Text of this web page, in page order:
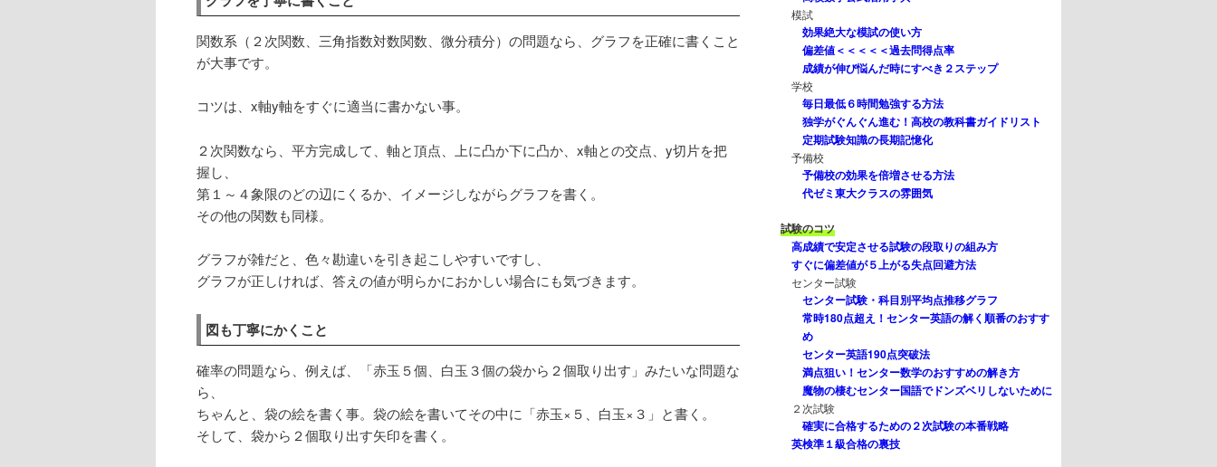
関数系（２次関数、三角指数対数関数、微分積分）の問題なら、グラフを正確に書くこと
が大事です。
コツは、x軸y軸をすぐに適当に書かない事。
２次関数なら、平方完成して、軸と頂点、上に凸か下に凸か、x軸との交点、y切片を把
握し、
第１～４象限のどの辺にくるか、イメージしながらグラフを書く。
その他の関数も同様。
グラフが雑だと、色々勘違いを引き起こしやすいですし、
グラフが正しければ、答えの値が明らかにおかしい場合にも気づきます。
図も丁寧にかくこと
確率の問題なら、例えば、「赤玉５個、白玉３個の袋から２個取り出す」みたいな問題な
ら、
ちゃんと、袋の絵を書く事。袋の絵を書いてその中に「赤玉×５、白玉×３」と書く。
そして、袋から２個取り出す矢印を書く。
模試
効果絶大な模試の使い方
偏差値＜＜＜＜＜過去問得点率
成績が伸び悩んだ時にすべき２ステップ
学校
毎日最低６時間勉強する方法
独学がぐんぐん進む！高校の教科書ガイドリスト
定期試験知識の長期記憶化
予備校
予備校の効果を倍増させる方法
代ゼミ東大クラスの雰囲気
試験のコツ
高成績で安定させる試験の段取りの組み方
すぐに偏差値が５上がる失点回避方法
センター試験
センター試験・科目別平均点推移グラフ
常時180点超え！センター英語の解く順番のおすす
め
センター英語190点突破法
満点狙い！センター数学のおすすめの解き方
魔物の棲むセンター国語でドンズベリしないために
２次試験
確実に合格するための２次試験の本番戦略
英検準１級合格の裏技